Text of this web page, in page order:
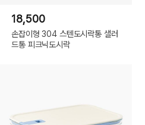
18,500
손잡이형 304 스텐도시락통 샐러
드통 피크닉도시락